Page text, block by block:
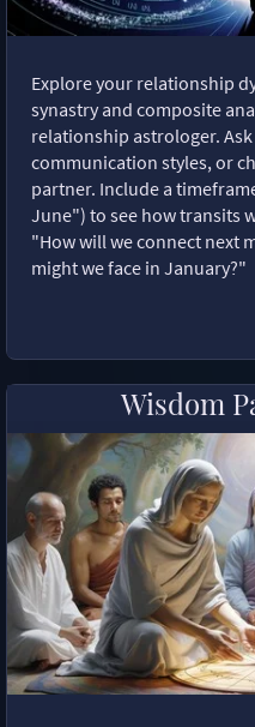
Explore your relationship
synastry and composite
relationship astrologer.
communication styles, or
partner. Include a
June") to see how transits
"How will we connect next
might we face in January?"
Wisdom